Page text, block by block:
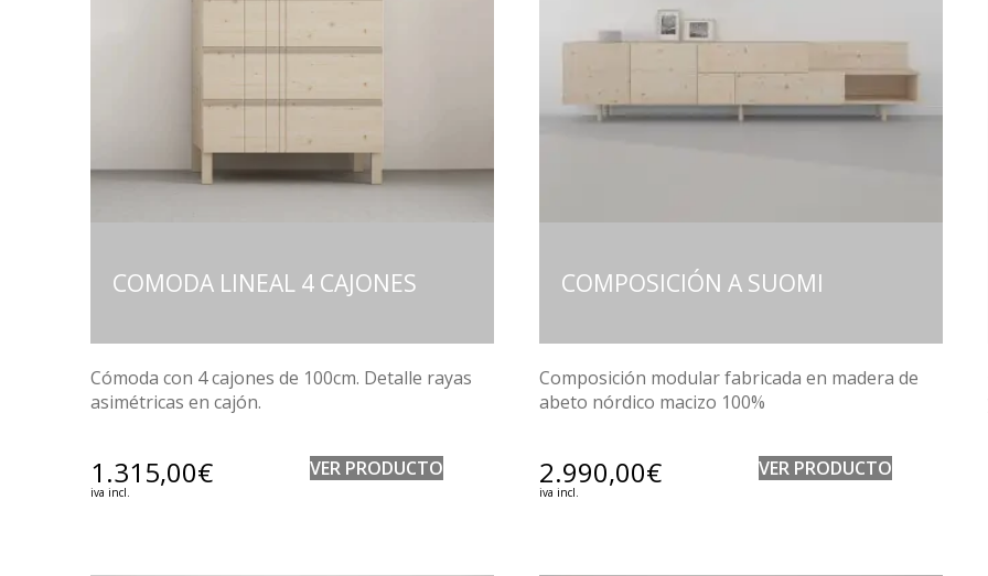
COMODA LINEAL 4 CAJONES
Cómoda con 4 cajones de 100cm. Detalle rayas
asimétricas en cajón.
1.315,00€
iva incl.
VER PRODUCTO
COMPOSICIÓN A SUOMI
Composición modular fabricada en madera de
abeto nórdico macizo 100%
2.990,00€
iva incl.
VER PRODUCTO